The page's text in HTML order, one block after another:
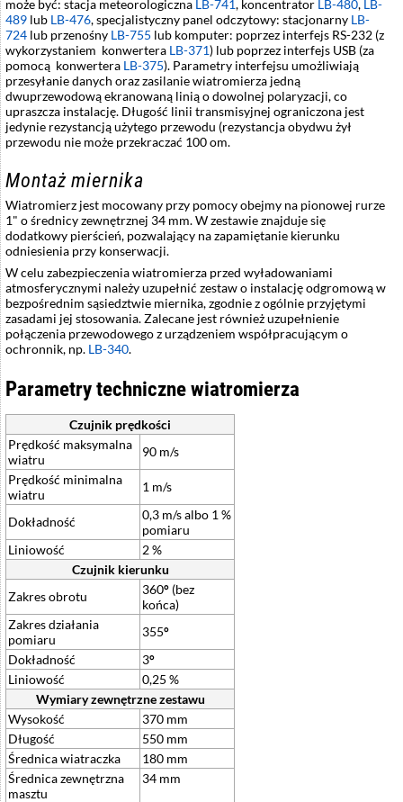
może być: stacja meteorologiczna LB-741, koncentrator LB-480, LB-
489 lub LB-476, specjalistyczny panel odczytowy: stacjonarny LB-
724 lub przenośny LB-755 lub komputer: poprzez interfejs RS-232 (z
wykorzystaniem konwertera LB-371) lub poprzez interfejs USB (za
pomocą konwertera LB-375). Parametry interfejsu umożliwiają
przesyłanie danych oraz zasilanie wiatromierza jedną
dwuprzewodową ekranowaną linią o dowolnej polaryzacji, co
upraszcza instalację. Długość linii transmisyjnej ograniczona jest
jedynie rezystancją użytego przewodu (rezystancja obydwu żył
przewodu nie może przekraczać 100 om.
Montaż miernika
Wiatromierz jest mocowany przy pomocy obejmy na pionowej rurze
1" o średnicy zewnętrznej 34 mm. W zestawie znajduje się
dodatkowy pierścień, pozwalający na zapamiętanie kierunku
odniesienia przy konserwacji.
W celu zabezpieczenia wiatromierza przed wyładowaniami
atmosferycznymi należy uzupełnić zestaw o instalację odgromową w
bezpośrednim sąsiedztwie miernika, zgodnie z ogólnie przyjętymi
zasadami jej stosowania. Zalecane jest również uzupełnienie
połączenia przewodowego z urządzeniem współpracującym o
ochronnik, np. LB-340.
Parametry techniczne wiatromierza
Czujnik prędkości
Prędkość maksymalna
wiatru
90 m/s
Prędkość minimalna
wiatru
1 m/s
Dokładność
0,3 m/s albo 1 %
pomiaru
Liniowość
2 %
Czujnik kierunku
Zakres obrotu
360° (bez
końca)
Zakres działania
pomiaru
355°
Dokładność
3°
Liniowość
0,25 %
Wymiary zewnętrzne zestawu
Wysokość
370 mm
Długość
550 mm
Średnica wiatraczka
180 mm
Średnica zewnętrzna
masztu
34 mm